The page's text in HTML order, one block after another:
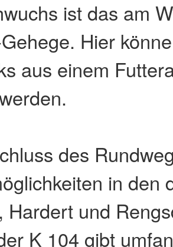
ist das am
Hier
aus einem
des
in den
Hardert und
K 104 gibt